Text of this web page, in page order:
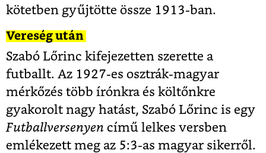
kötetben gyűjtötte össze 1913-ban.
Vereség után
Szabó Lőrinc kifejezetten szerette a
futballt. Az 1927-es osztrák-magyar
mérkőzés több írónkra és költőnkre
gyakorolt nagy hatást, Szabó Lőrinc is egy
Futballversenyen című lelkes versben
emlékezett meg az 5:3-as magyar sikerről.